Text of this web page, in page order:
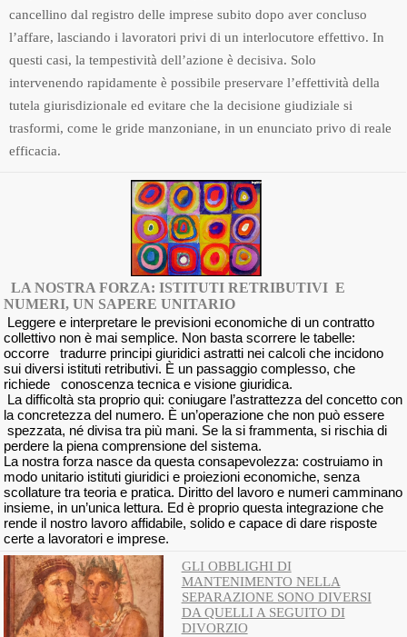
cancellino dal registro delle imprese subito dopo aver concluso
l’affare, lasciando i lavoratori privi di un interlocutore effettivo. In
questi casi, la tempestività dell’azione è decisiva. Solo
intervenendo rapidamente è possibile preservare l’effettività della
tutela giurisdizionale ed evitare che la decisione giudiziale si
trasformi, come le gride manzoniane, in un enunciato privo di reale
efficacia.
LA NOSTRA FORZA: ISTITUTI RETRIBUTIVI E
NUMERI, UN SAPERE UNITARIO
Leggere e interpretare le previsioni economiche di un contratto
collettivo non è mai semplice. Non basta scorrere le tabelle:
occorre tradurre principi giuridici astratti nei calcoli che incidono
sui diversi istituti retributivi. È un passaggio complesso, che
richiede conoscenza tecnica e visione giuridica.
La difficoltà sta proprio qui: coniugare l’astrattezza del concetto con
la concretezza del numero. È un’operazione che non può essere
spezzata, né divisa tra più mani. Se la si frammenta, si rischia di
perdere la piena comprensione del sistema.
La nostra forza nasce da questa consapevolezza: costruiamo in
modo unitario istituti giuridici e proiezioni economiche, senza
scollature tra teoria e pratica. Diritto del lavoro e numeri camminano
insieme, in un’unica lettura. Ed è proprio questa integrazione che
rende il nostro lavoro affidabile, solido e capace di dare risposte
certe a lavoratori e imprese.
GLI OBBLIGHI DI
MANTENIMENTO NELLA
SEPARAZIONE SONO DIVERSI
DA QUELLI A SEGUITO DI
DIVORZIO